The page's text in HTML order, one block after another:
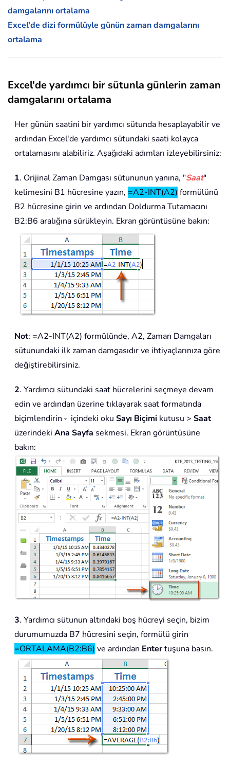
damgalarını ortalama
Excel'de dizi formülüyle günün zaman damgalarını
ortalama
Excel'de yardımcı bir sütunla günlerin zaman
damgalarını ortalama
Her günün saatini bir yardımcı sütunda hesaplayabilir ve
ardından Excel'de yardımcı sütundaki saati kolayca
ortalamasını alabiliriz. Aşağıdaki adımları izleyebilirsiniz:
1. Orijinal Zaman Damgası sütununun yanına, "Saat"
kelimesini B1 hücresine yazın, =A2-INT(A2) formülünü
B2 hücresine girin ve ardından Doldurma Tutamacını
B2:B6 aralığına sürükleyin. Ekran görüntüsüne bakın:
Not: =A2-INT(A2) formülünde, A2, Zaman Damgaları
sütunundaki ilk zaman damgasıdır ve ihtiyaçlarınıza göre
değiştirebilirsiniz.
2. Yardımcı sütundaki saat hücrelerini seçmeye devam
edin ve ardından üzerine tıklayarak saat formatında
biçimlendirin
içindeki oku Sayı Biçimi kutusu > Saat
üzerindeki Ana Sayfa sekmesi. Ekran görüntüsüne
bakın:
3. Yardımcı sütunun altındaki boş hücreyi seçin, bizim
durumumuzda B7 hücresini seçin, formülü girin
=ORTALAMA(B2:B6) ve ardından Entertuşuna basın.